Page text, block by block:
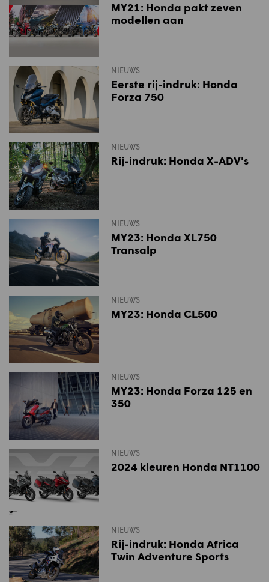
MY21: Honda pakt zeven
modellen aan
NIEUWS
Eerste rij-indruk: Honda
Forza 750
NIEUWS
Rij-indruk: Honda X-ADV's
NIEUWS
MY23: Honda XL750
Transalp
NIEUWS
MY23: Honda CL500
NIEUWS
MY23: Honda Forza 125 en
350
NIEUWS
2024 kleuren Honda NT1100
NIEUWS
Rij-indruk: Honda Africa
Twin Adventure Sports